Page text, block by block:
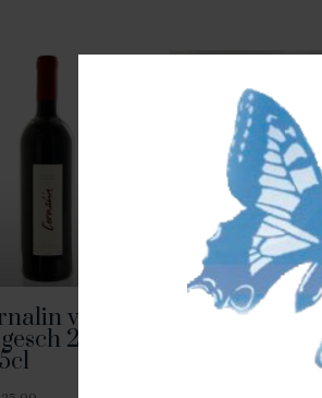
von
2023
Syrah von
Salgesch 2021